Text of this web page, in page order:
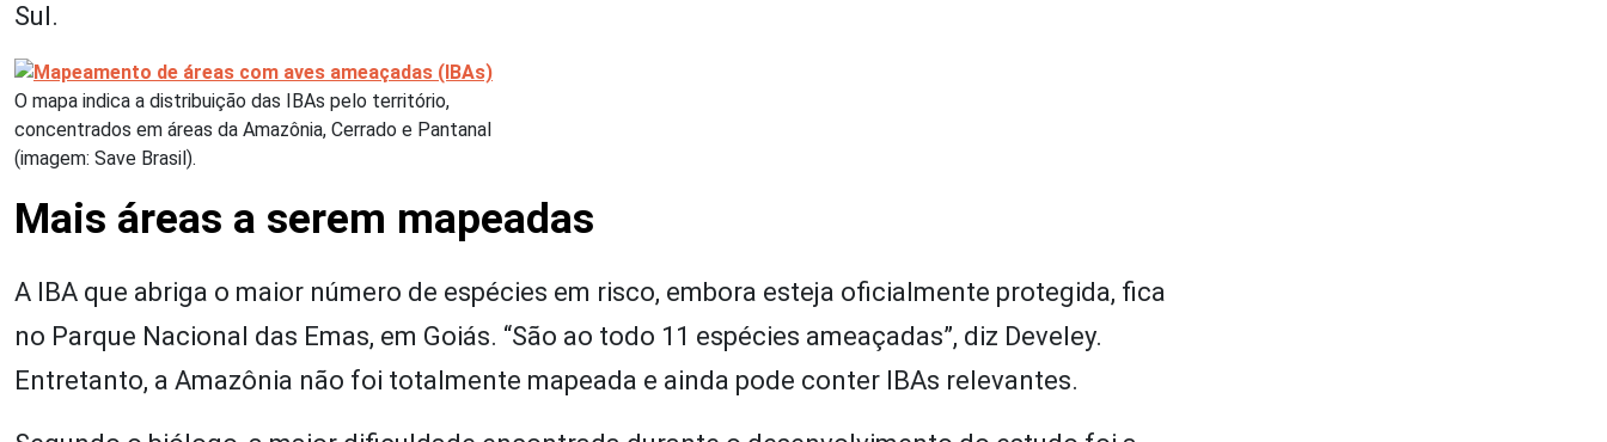
Sul.
O mapa indica a distribuição das IBAs pelo território,
concentrados em áreas da Amazônia, Cerrado e Pantanal
(imagem: Save Brasil).
Mais áreas a serem mapeadas
A IBA que abriga o maior número de espécies em risco, embora esteja oficialmente protegida, fica
no Parque Nacional das Emas, em Goiás. “São ao todo 11 espécies ameaçadas”, diz Develey.
Entretanto, a Amazônia não foi totalmente mapeada e ainda pode conter IBAs relevantes.